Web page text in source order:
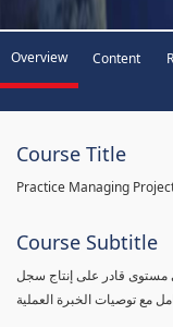
Overview Content
Course Title
Course Subtitle
مستوى قادر على إنتاج سجل
مع توصيات الخبرة العملية